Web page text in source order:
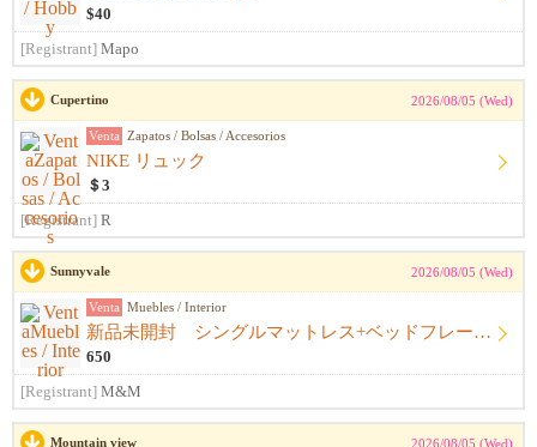
$40
[Registrant] Mapo
Cupertino 2026/08/05 (Wed)
Venta Zapatos / Bolsas / Accesorios
NIKE リュック
＄3
[Registrant] R
Sunnyvale 2026/08/05 (Wed)
Venta Muebles / Interior
新品未開封 シングルマットレス+ベッドフレーム+シーツ
650
[Registrant] M&M
Mountain view 2026/08/05 (Wed)